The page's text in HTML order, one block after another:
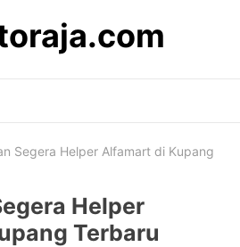
Segera Helper Alfamart di Kupang
Helper
Terbaru